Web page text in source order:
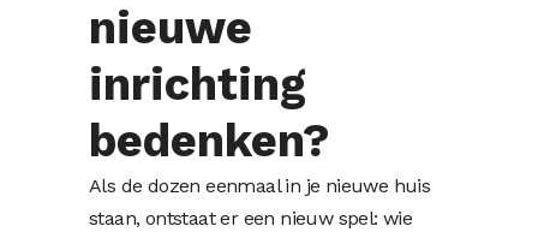
nieuwe
inrichting
bedenken?
Als de dozen eenmaal in je nieuwe huis
staan, ontstaat er een nieuw spel: wie